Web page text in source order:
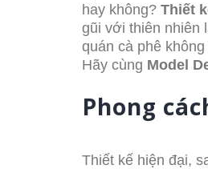
hay không? Thiết
gũi với thiên nhiên
quán cà phê
Hãy cùng Model
Phong
Thiết kế hiện đại,